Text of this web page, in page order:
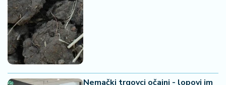
Nemački trgovci očajni - lopovi im